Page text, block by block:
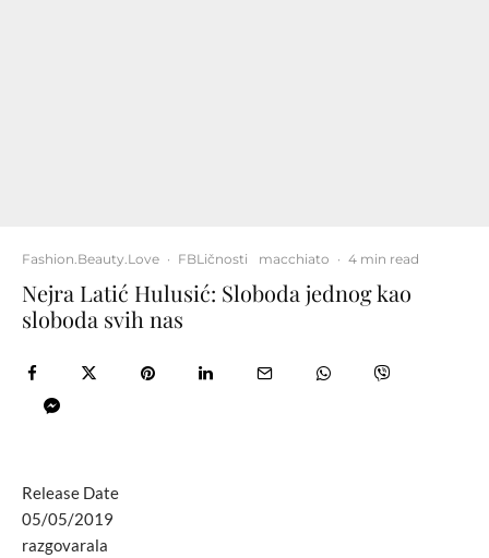
Fashion.Beauty.Love · FBLičnosti macchiato · 4 min read
Nejra Latić Hulusić: Sloboda jednog kao
sloboda svih nas
Release Date
05/05/2019
razgovarala